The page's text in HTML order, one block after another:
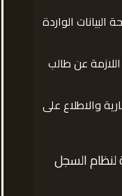
الواردة
عن طالب
والاطلاع على
لنظام السجل